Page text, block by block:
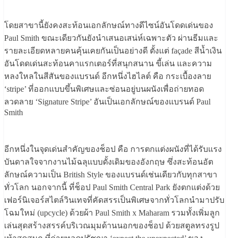
โดยสาขานี้ยังคงสะท้อนเอกลักษณ์ทางดีไซน์อันโดดเด่นของ
Paul Smith ขณะเดียวกันยังนำเสนอเสน่ห์เฉพาะตัว ผ่านธีมและ
รายละเอียดหลายคนคุ้นเคยกันเป็นอย่างดี ตั้งแต่ façade สีน้ำเงิน
อันโดดเด่นสะท้อนคาแรกเตอร์ที่สนุกสนาน ขี้เล่น และความ
หลงใหลในสีสันของแบรนด์ อีกหนึ่งไฮไลต์ คือ กระเบื้องลาย
‘stripe’ ที่ออกแบบขึ้นพิเศษและซ่อนอยู่บนผนังเพื่อถ่ายทอด
ลวดลาย ‘Signature Stripe’ อันเป็นเอกลักษณ์ของแบรนด์ Paul
Smith
อีกหนึ่งในจุดเด่นสำคัญของช็อป คือ การตกแต่งผนังที่ได้รับแรง
บันดาลใจจากงานไม้ฉลุแบบดั้งเดิมของอังกฤษ ซึ่งสะท้อนอัต
ลักษณ์ความเป็น British Style ของแบรนด์เช่นเดียวกับทุกสาขา
ทั่วโลก นอกจากนี้ ที่ช็อป Paul Smith Central Park ยังตกแต่งด้วย
เฟอร์นิเจอร์สไตล์วินเทจที่คัดสรรเป็นพิเศษจากทั่วโลกนำมาปรับ
โฉมใหม่ (upcycle) ด้วยผ้า Paul Smith x Maharam รวมทั้งเพิ่มลูก
เล่นสุดสร้างสรรค์บริเวณมุมด้านนอกของช็อป ด้วยสตูลทรงรูป